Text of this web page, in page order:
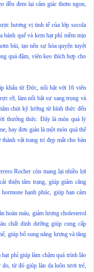
đều đem lại cảm giác thơm ngon,
hương vị tinh tế của lớp socola
bánh quế và kem hạt phỉ mềm mịn
bùi, tạo nên sự hòa quyện tuyệt
quá đậm, viên kẹo thích hợp cho
khẩu từ Đức, nổi bật với 16 viên
rỡ, làm nổi bật sự sang trọng và
chút kỹ lưỡng từ hình thức đến
thưởng thức. Đây là món quà lý
hay đơn giản là một món quà thể
vật trang trí đẹp mắt cho bàn
Rocher còn mang lại nhiều lợi
thiện tâm trạng, giúp giảm căng
hạnh phúc, giúp bạn cảm
hoàn máu, giảm lượng cholesterol
chất dinh dưỡng giúp cung cấp
giúp bổ sung năng lượng và tăng
phỉ giúp làm chậm quá trình lão
do, từ đó giúp làn da luôn tươi trẻ,